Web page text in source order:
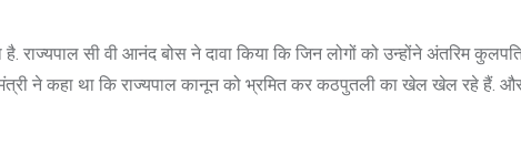
है. राज्यपाल सी वी आनंद बोस ने दावा किया कि जिन लोगों को उन्होंने अंतरिम
मंत्री ने कहा था कि राज्यपाल कानून को भ्रमित कर कठपुतली का खेल खेल रहे हैं.